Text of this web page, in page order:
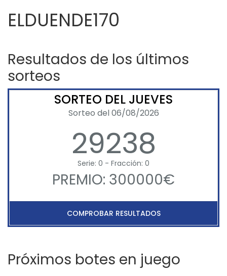
ELDUENDE170
Resultados de los últimos
sorteos
SORTEO DEL JUEVES
Sorteo del 06/08/2026
29238
Serie: 0 - Fracción: 0
PREMIO: 300000€
COMPROBAR RESULTADOS
Próximos botes en juego